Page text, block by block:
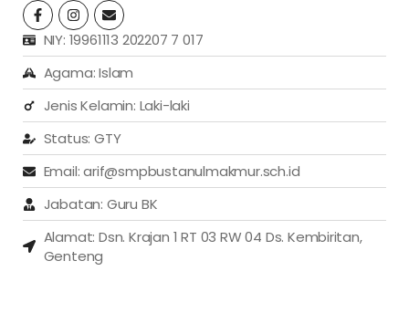
NIY: 19961113 202207 7 017
Agama: Islam
Jenis Kelamin: Laki-laki
Status: GTY
Email: arif@smpbustanulmakmur.sch.id
Jabatan: Guru BK
Alamat: Dsn. Krajan 1 RT 03 RW 04 Ds. Kembiritan,
Genteng